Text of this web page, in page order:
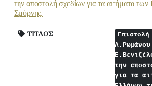
την αποστολή σχεδίων για τα αιτήματα
Σμύρνης.
ΤΙΤΛΟΣ
Επιστολή
την
για τα